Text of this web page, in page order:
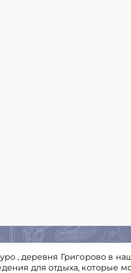
, деревня Григорово в
для отдыха, которые